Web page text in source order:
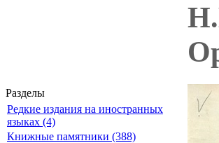
Разделы
Редкие издания на иностранных
языках (4)
Книжные памятники (388)